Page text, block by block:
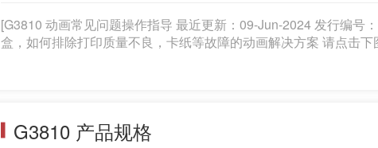
[G3810 动画常见问题操作指导 最近更新：09-Jun-2024 发行编号
盒，如何排除打印质量不良，卡纸等故障的动画解决方案 请点击下
G3810 产品规格